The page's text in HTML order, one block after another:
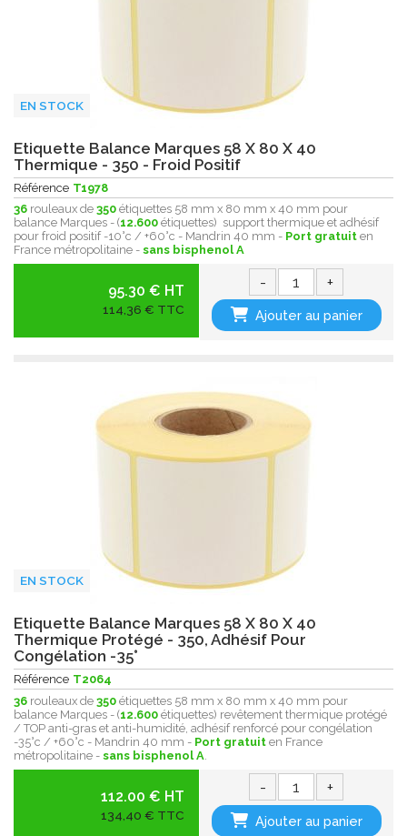
EN STOCK
Etiquette Balance Marques 58 X 80 X 40
Thermique - 350 - Froid Positif
Référence T1978
36 rouleaux de 350 étiquettes 58 mm x 80 mm x 40 mm pour
balance Marques - (12.600 étiquettes) support thermique et adhésif
pour froid positif -10°c / +60°c - Mandrin 40 mm - Port gratuit en
France métropolitaine - sans bisphenol A
95.30 € HT
114,36 € TTC
- +
Ajouter au panier
EN STOCK
Etiquette Balance Marques 58 X 80 X 40
Thermique Protégé - 350, Adhésif Pour
Congélation -35°
Référence T2064
36 rouleaux de 350 étiquettes 58 mm x 80 mm x 40 mm pour
balance Marques - (12.600 étiquettes) revêtement thermique protégé
/ TOP anti-gras et anti-humidité, adhésif renforcé pour congélation
-35°c / +60°c - Mandrin 40 mm - Port gratuit en France
métropolitaine - sans bisphenol A
112.00 € HT
134,40 € TTC
- +
Ajouter au panier